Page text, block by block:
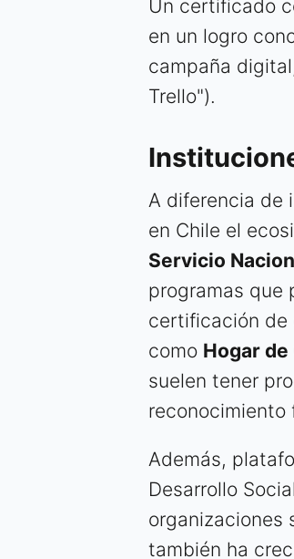
Un certificado
en un logro
campaña
Trello").
A diferencia de
en Chile el
Servicio
programas que
certificación de
como Hogar
suelen tener
reconocimiento
Además,
Desarrollo
organizaciones
también ha